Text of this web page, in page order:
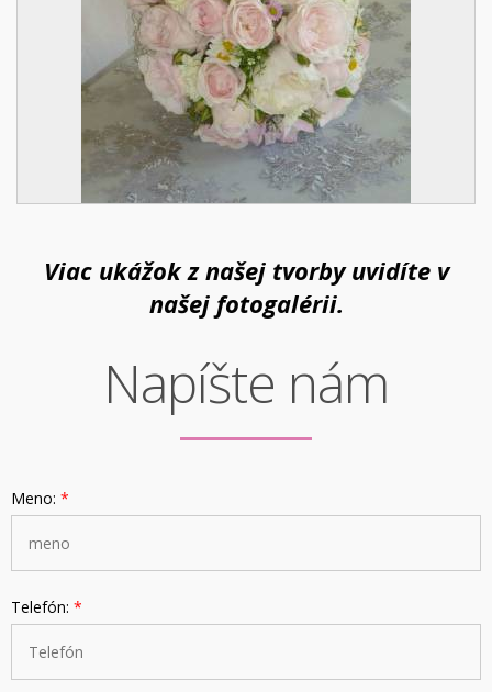
Viac ukážok z našej tvorby uvidíte v
našej fotogalérii.
Napíšte nám
Meno: *
Telefón: *